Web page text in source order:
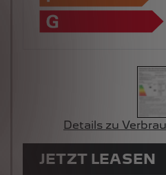
JETZT LEASEN